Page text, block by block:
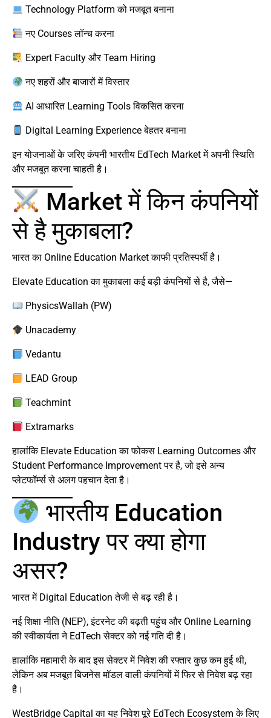
Technology Platform को मजबूत बनाना
नए Courses लॉन्च करना
Expert Faculty और Team Hiring
नए शहरों और बाजारों में विस्तार
AI आधारित Learning Tools विकसित करना
Digital Learning Experience बेहतर बनाना
इन योजनाओं के जरिए कंपनी भारतीय EdTech Market में अपनी स्थिति
और मजबूत करना चाहती है।
Market में किन कंपनियों
से है मुकाबला?
भारत का Online Education Market काफी प्रतिस्पर्धी है।
Elevate Education का मुकाबला कई बड़ी कंपनियों से है, जैसे—
PhysicsWallah (PW)
Unacademy
Vedantu
LEAD Group
Teachmint
Extramarks
हालांकि Elevate Education का फोकस Learning Outcomes और
Student Performance Improvement पर है, जो इसे अन्य
प्लेटफॉर्म्स से अलग पहचान देता है।
भारतीय Education
Industry पर क्या होगा
असर?
भारत में Digital Education तेजी से बढ़ रही है।
नई शिक्षा नीति (NEP), इंटरनेट की बढ़ती पहुंच और Online Learning
की स्वीकार्यता ने EdTech सेक्टर को नई गति दी है।
हालांकि महामारी के बाद इस सेक्टर में निवेश की रफ्तार कुछ कम हुई थी,
लेकिन अब मजबूत बिजनेस मॉडल वाली कंपनियों में फिर से निवेश बढ़ रहा
है।
WestBridge Capital का यह निवेश पूरे EdTech Ecosystem के लिए